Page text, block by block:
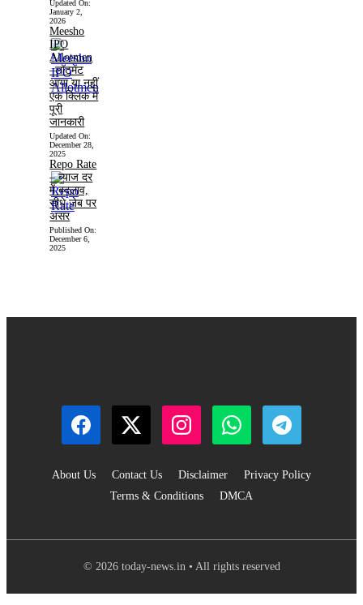
Updated On:
January 2,
2026
Meesho
IPO
Allotmen
–लॉटमेंट
आया या नहीं
एक क्लिक में
पूरी
जानकारी
Updated On:
December 28,
2025
Repo Rate
– ब्याज दर
में बदलाव,
सीधे जेब पर
असर
Published On:
December 6,
2025
About Us Contact Us Disclaimer
Privacy Policy
Terms & Conditions
DMCA
© 2026 today-news.in • All rights reserved